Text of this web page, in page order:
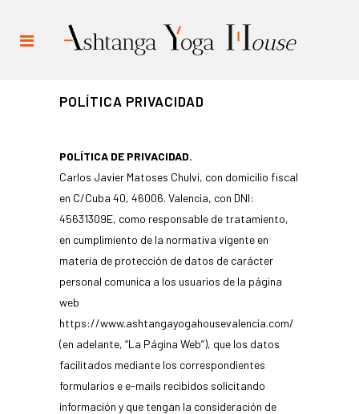
POLÍTICA PRIVACIDAD
POLÍTICA DE PRIVACIDAD.
Carlos Javier Matoses Chulvi, con domicilio fiscal
en C/Cuba 40, 46006. Valencia, con DNI:
45631309E, como responsable de tratamiento,
en cumplimiento de la normativa vigente en
materia de protección de datos de carácter
personal comunica a los usuarios de la página
web
https://www.ashtangayogahousevalencia.com/
(en adelante, “La Página Web”), que los datos
facilitados mediante los correspondientes
formularios e e-mails recibidos solicitando
información y que tengan la consideración de